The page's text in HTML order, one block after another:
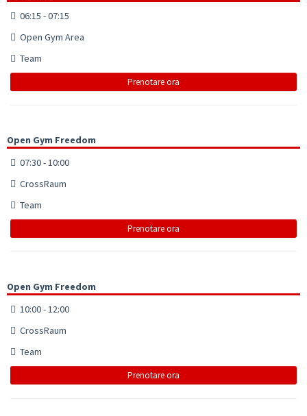
06:15 - 07:15
Open Gym Area
Team
Prenotare ora
Open Gym Freedom
07:30 - 10:00
CrossRaum
Team
Prenotare ora
Open Gym Freedom
10:00 - 12:00
CrossRaum
Team
Prenotare ora